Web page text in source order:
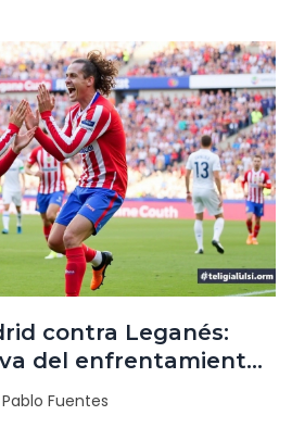
contra Leganés:
del enfrentamiento
Pablo Fuentes